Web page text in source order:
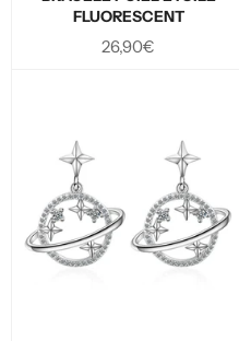
FLUORESCENT
Prix
26,90€